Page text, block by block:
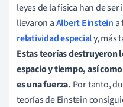
leyes de la física han de
llevaron aAlbert Einstein
relatividad especialy, más
Estas teorías destruyeron
espacio y tiempo, así
es una fuerza. Por tanto,
teorías de Einstein